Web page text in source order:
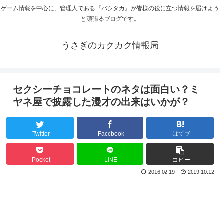
ゲーム情報を中心に、管理人である『バシタカ』が皆様の役に立つ情報を届けよう
と頑張るブログです。
うさぎのカクカク情報局
セクシーチョコレートのネタは面白い？ミ
ヤネ屋で披露した漫才の出来はいかが？
Twitter Facebook はてブ
Pocket LINE コピー
2019.10.12
2016.02.19